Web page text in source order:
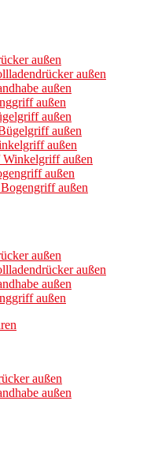
außen
außen
außen
außen
außen
außen
außen
außen
außen
außen
außen
außen
außen
außen
außen
außen